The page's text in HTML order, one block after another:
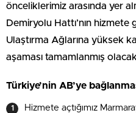
önceliklerimiz arasında yer
Demiryolu Hattı’nın
Ulaştırma Ağlarına yüksek
aşaması tamamlanmış
Türkiye’nin AB’ye
Hizmete açtığımız